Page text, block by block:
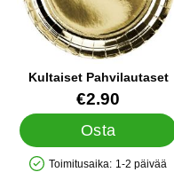
Kultaiset Pahvilautaset
Tuote.nro 20468
€2.90
Osta
Saatavuus: Varastossa
Toimitusaika: 1-2 päivää